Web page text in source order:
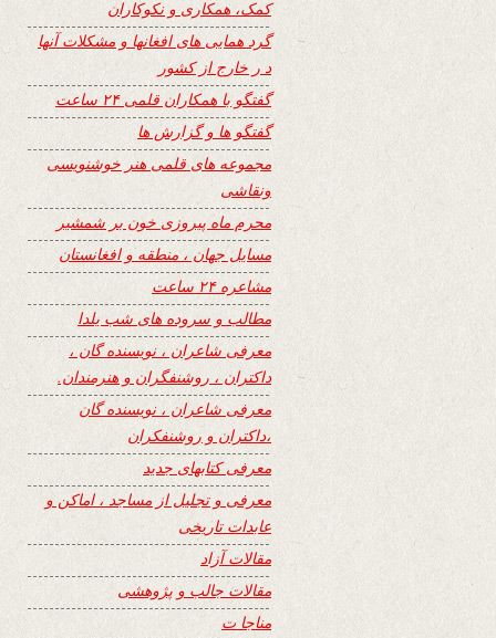
کمک، همکاری و نکوکاران
گرد همایی های افغانها و مشکلات آنها
د ر خارج از کشور
گفتگو با همکاران قلمی ۲۴ ساعت
گفتگو ها و گزارش ها
مجموعه های قلمی هنر خوشنویسی
ونقاشی
محرم ماه پیروزی خون بر شمشیر
مسایل جهان ، منطقه و افغانستان
مشاعره ۲۴ ساعت
مطالب و سروده های شب یلدا
معرفی شاعران ، نویسنده گان ،
داکتران ، روشنفگران و هنرمندان.
معرفی شاعران ، نویسنده گان
،داکتران و روشنفکران
معرفی کتابهای جدید
معرفی و تجلیل از مساجد ، اماکن و
عابدات تاریخی
مقالات آزاد
مقالات جالب و پژوهشی
مناجا ت